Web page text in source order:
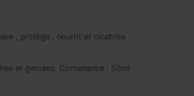
, protège , nourrit et cicatrise
et gercées. Contenance : 50ml